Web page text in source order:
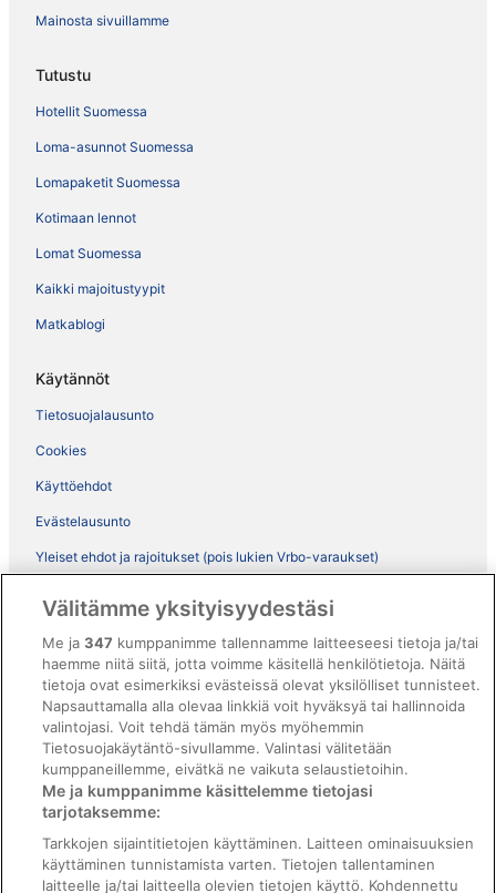
Mainosta sivuillamme
Tutustu
Hotellit Suomessa
Loma-asunnot Suomessa
Lomapaketit Suomessa
Kotimaan lennot
Lomat Suomessa
Kaikki majoitustyypit
Matkablogi
Käytännöt
Tietosuojalausunto
Cookies
Käyttöehdot
Evästelausunto
Yleiset ehdot ja rajoitukset (pois lukien Vrbo-varaukset)
ebookers BONUS+ -ohjelman ehdot
Oikeudelliset tiedot / ota meihin yhteyttä
Sisältövaatimukset ja ilmoituksen tekeminen sisällöstä
Tuki
Ota yhteyttä
Varauksen muuttaminen tai peruuttaminen
Välitämme yksityisyydestäsi
Me ja347 kumppanimme tallennamme laitteeseesi tietoja ja/tai
haemme niitä siitä, jotta voimme käsitellä henkilötietoja. Näitä
tietoja ovat esimerkiksi evästeissä olevat yksilölliset tunnisteet.
Napsauttamalla alla olevaa linkkiä voit hyväksyä tai hallinnoida
valintojasi. Voit tehdä tämän myös myöhemmin
Tietosuojakäytäntö-sivullamme. Valintasi välitetään
kumppaneillemme, eivätkä ne vaikuta selaustietoihin.
Me ja kumppanimme käsittelemme tietojasi
tarjotaksemme:
Tarkkojen sijaintitietojen käyttäminen. Laitteen ominaisuuksien
käyttäminen tunnistamista varten. Tietojen tallentaminen
laitteelle ja/tai laitteella olevien tietojen käyttö. Kohdennettu